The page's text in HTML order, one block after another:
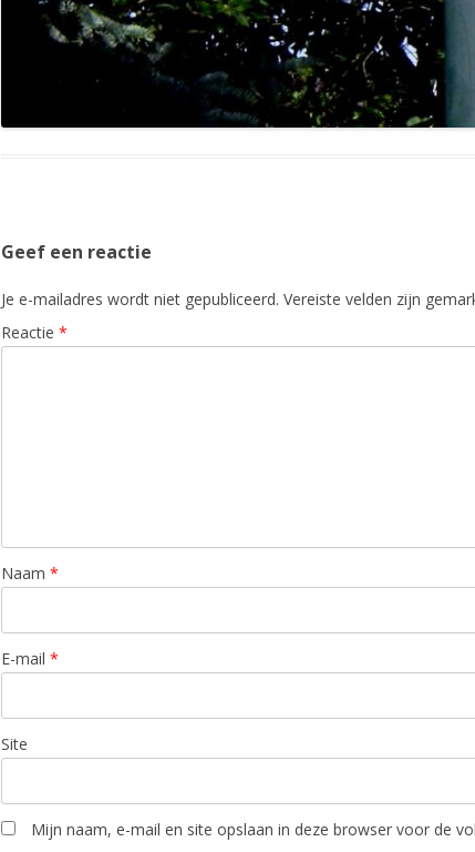
Geef een reactie
Je e-mailadres wordt niet gepubliceerd. Vereiste velden zijn
Reactie *
Naam *
E-mail *
Site
Mijn naam, e-mail en site opslaan in deze browser voor de